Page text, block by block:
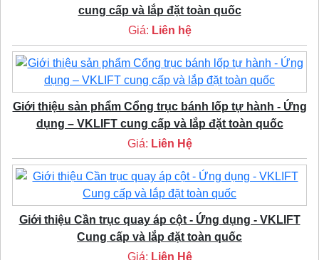
cung cấp và lắp đặt toàn quốc
Giá: Liên hệ
Giới thiệu sản phẩm Cổng trục bánh lốp tự hành - Ứng
dụng – VKLIFT cung cấp và lắp đặt toàn quốc
Giá: Liên Hệ
Giới thiệu Cần trục quay áp cột - Ứng dụng - VKLIFT
Cung cấp và lắp đặt toàn quốc
Giá: Liên Hệ